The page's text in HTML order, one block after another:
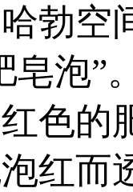
勃
皂泡”
色
红而